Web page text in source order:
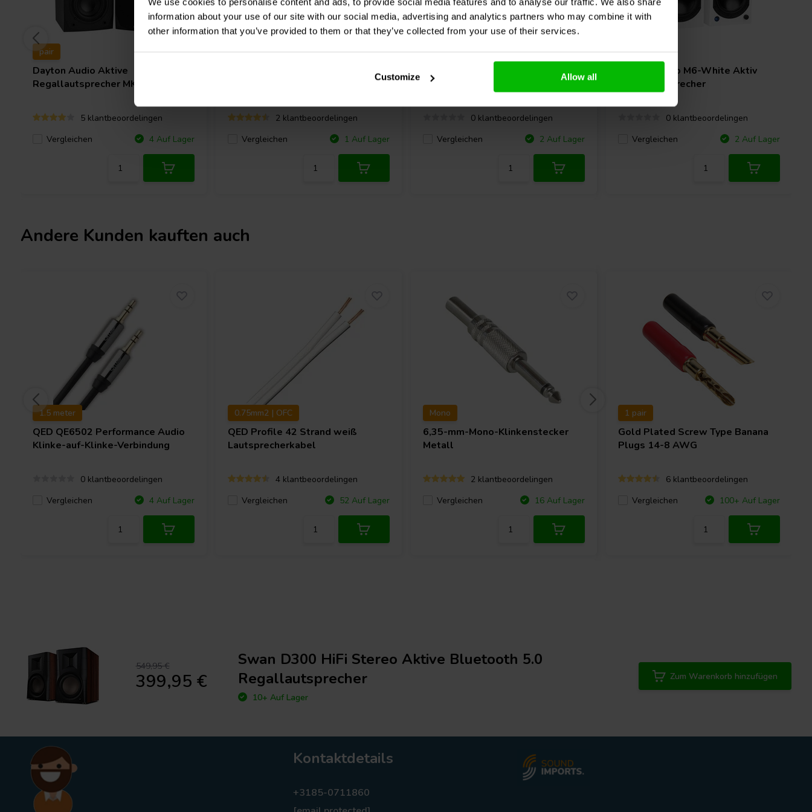
information about your use of our site with our social media, advertising and analytics partners who may combine it with
other information that you’ve provided to them or that they’ve collected from your use of their services.
Customize Allow all
pair
Dayton Audio Aktive
Regallautsprecher MK402BTX
5 klantbeoordelingen
Vergleichen
4 Auf Lager
pair
M4-Schwarz Aktiv
2 klantbeoordelingen
Vergleichen
1 Auf Lager
pair
Regallautsprecher
0 klantbeoordelingen
Vergleichen
2 Auf Lager
pair
Dayton Audio M6-White Aktiv
Regallautsprecher
0 klantbeoordelingen
Vergleichen
2 Auf Lager
Andere Kunden kauften auch
1.5 meter
QED QE6502 Performance Audio
Klinke-auf-Klinke-Verbindung
0 klantbeoordelingen
Vergleichen
4 Auf Lager
0.75mm2 | OFC
QED Profile 42 Strand weiß
Lautsprecherkabel
4 klantbeoordelingen
Vergleichen
52 Auf Lager
Mono
6,35-mm-Mono-Klinkenstecker
Metall
2 klantbeoordelingen
Vergleichen
16 Auf Lager
1 pair
Gold Plated Screw Type Banana
Plugs 14-8 AWG
6 klantbeoordelingen
Vergleichen
100+ Auf Lager
549,95 €
399,95 €
Swan D300 HiFi Stereo Aktive Bluetooth 5.0
Regallautsprecher
10+ Auf Lager
Zum Warenkorb hinzufügen
Kontaktdetails
+3185-0711860